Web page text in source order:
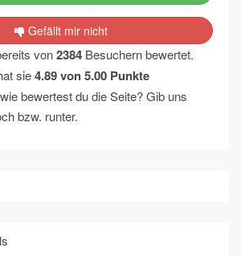
Gefällt mir nicht
von2384 Besuchern bewertet.
sie4.89von5.00 Punkte
bewertest du die Seite? Gib uns
bzw. runter.